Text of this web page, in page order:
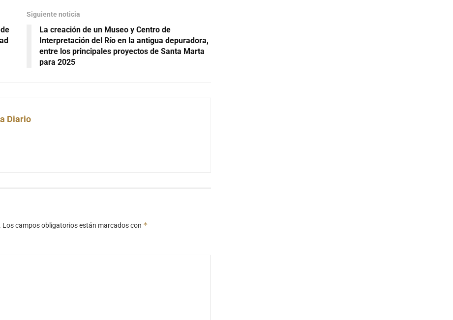
Siguiente noticia
La creación de un Museo y Centro de
Interpretación del Río en la antigua depuradora,
entre los principales proyectos de Santa Marta
para 2025
Diario
Los campos obligatorios están marcados con *